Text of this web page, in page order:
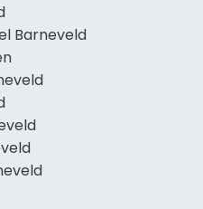
Barneveld